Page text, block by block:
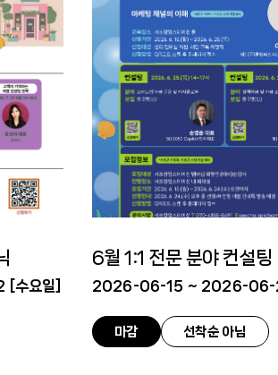
수요일
6월 1:1 전문 분야 컨설팅
2026-06-15 ~ 2026-
마감 선착순 아님